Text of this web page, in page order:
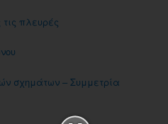
πλευρές
σχημάτων – Συμμετρία